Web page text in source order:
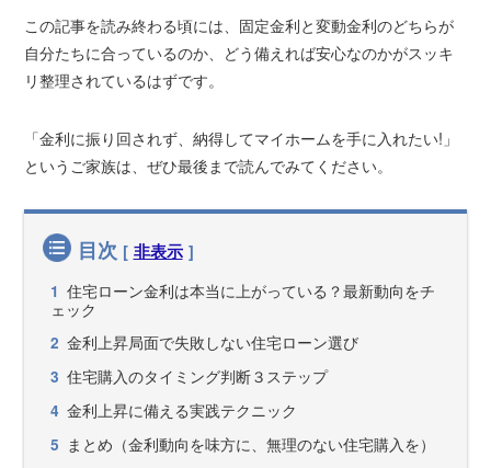
この記事を読み終わる頃には、固定金利と変動金利のどちらが
自分たちに合っているのか、どう備えれば安心なのかがスッキ
リ整理されているはずです。
「金利に振り回されず、納得してマイホームを手に入れたい!」
というご家族は、ぜひ最後まで読んでみてください。
目次 [ 非表示 ]
1 住宅ローン金利は本当に上がっている？最新動向をチ
ェック
2 金利上昇局面で失敗しない住宅ローン選び
3 住宅購入のタイミング判断３ステップ
4 金利上昇に備える実践テクニック
5 まとめ（金利動向を味方に、無理のない住宅購入を）